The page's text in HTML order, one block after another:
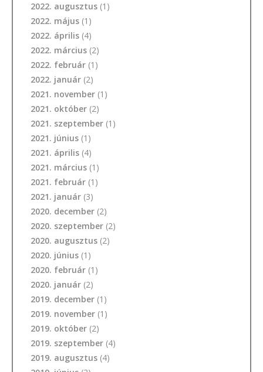
2022. augusztus (1)
2022. május (1)
2022. április (4)
2022. március (2)
2022. február (1)
2022. január (2)
2021. november (1)
2021. október (2)
2021. szeptember (1)
2021. június (1)
2021. április (4)
2021. március (1)
2021. február (1)
2021. január (3)
2020. december (2)
2020. szeptember (2)
2020. augusztus (2)
2020. június (1)
2020. február (1)
2020. január (2)
2019. december (1)
2019. november (1)
2019. október (2)
2019. szeptember (4)
2019. augusztus (4)